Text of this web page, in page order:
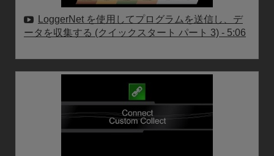
LoggerNet を使用してプログラムを送信し、デ
ータを収集する (クイックスタート パート 3) - 5:06